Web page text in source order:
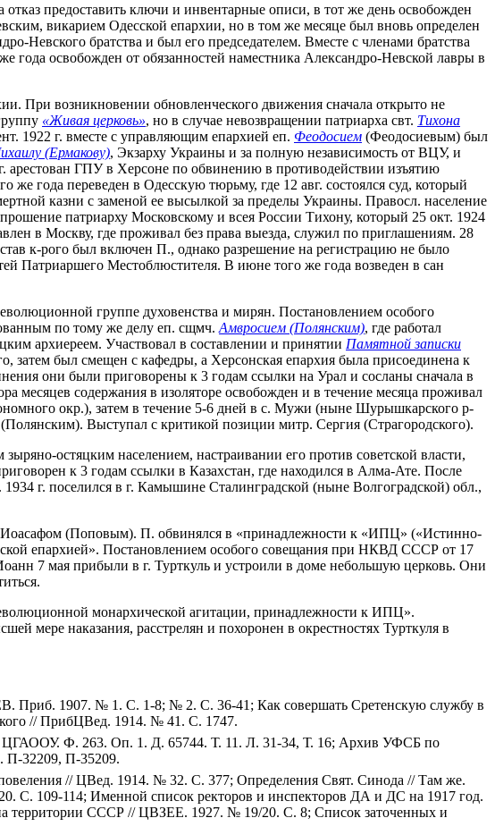
предоставить ключи и инвентарные описи, в тот же день освобожден
викарием Одесской епархии, но в том же месяце был вновь определен
Невского братства и был его председателем. Вместе с членами братства
года освобожден от обязанностей наместника Александро-Невской лавры в
При возникновении обновленческого движения сначала открыто не
«Живая церковь», но в случае невозвращении патриарха свт. Тихона
1922 г. вместе с управляющим епархией еп. Феодосием (Феодосиевым) был
(Ермакову), Экзарху Украины и за полную независимость от ВЦУ, и
ГПУ в Херсоне по обвинению в противодействии изъятию
года переведен в Одесскую тюрьму, где 12 авг. состоялся суд, который
казни с заменой ее высылкой за пределы Украины. Правосл. население
патриарху Московскому и всея России Тихону, который 25 окт. 1924
в Москву, где проживал без права выезда, служил по приглашениям. 28
к-рого был включен П., однако разрешение на регистрацию не было
Патриаршего Местоблюстителя. В июне того же года возведен в сан
группе духовенства и мирян. Постановлением особого
по тому же делу еп. сщмч. Амвросием (Полянским), где работал
архиереем. Участвовал в составлении и принятии Памятной записки
затем был смещен с кафедры, а Херсонская епархия была присоединена к
они были приговорены к 3 годам ссылки на Урал и сосланы сначала в
месяцев содержания в изоляторе освобожден и в течение месяца проживал
окр.), затем в течение 5-6 дней в с. Мужи (ныне Шурышкарского р-
Выступал с критикой позиции митр. Сергия (Страгородского).
остяцким населением, настраивании его против советской власти,
к 3 годам ссылки в Казахстан, где находился в Алма-Ате. После
г. поселился в г. Камышине Сталинградской (ныне Волгоградской) обл.,
Иоасафом (Поповым). П. обвинялся в «принадлежности к «ИПЦ» («Истинно-
епархией». Постановлением особого совещания при НКВД СССР от 17
7 мая прибыли в г. Турткуль и устроили в доме небольшую церковь. Они
монархической агитации, принадлежности к ИПЦ».
мере наказания, расстрелян и похоронен в окрестностях Турткуля в
Приб. 1907. № 1. С. 1-8; № 2. С. 36-41; Как совершать Сретенскую службу в
// ПрибЦВед. 1914. № 41. С. 1747.
Ф. 263. Оп. 1. Д. 65744. Т. 11. Л. 31-34, Т. 16; Архив УФСБ по
П-32209, П-35209.
// ЦВед. 1914. № 32. С. 377; Определения Свят. Синода // Там же.
С. 109-114; Именной список ректоров и инспекторов ДА и ДС на 1917 год.
территории СССР // ЦВЗЕЕ. 1927. № 19/20. С. 8; Список заточенных и